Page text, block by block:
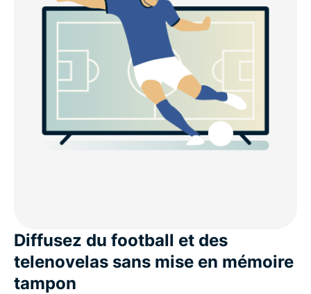
Diffusez du football et des
telenovelas sans mise en mémoire
tampon